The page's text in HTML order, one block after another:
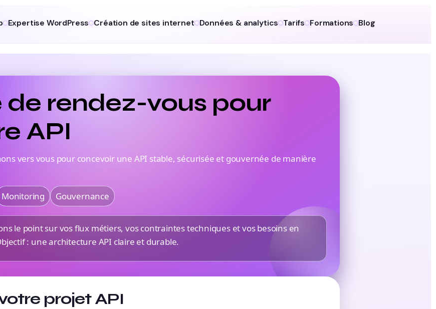
Expertise WordPress Création de sites internet Données & analytics Tarifs Formations Blog
rendez-vous pour
API
vers vous pour concevoir une API stable, sécurisée et gouvernée de manière
Monitoring Gouvernance
le point sur vos flux métiers, vos contraintes techniques et vos besoins en
: une architecture API claire et durable.
projet API